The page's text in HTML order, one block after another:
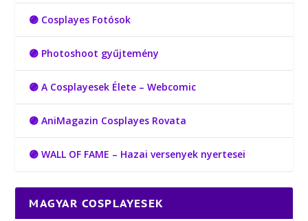
🟣 Cosplayes Fotósok
🟣 Photoshoot gyűjtemény
🟣 A Cosplayesek Élete – Webcomic
🟣 AniMagazin Cosplayes Rovata
🟣 WALL OF FAME – Hazai versenyek nyertesei
MAGYAR COSPLAYESEK